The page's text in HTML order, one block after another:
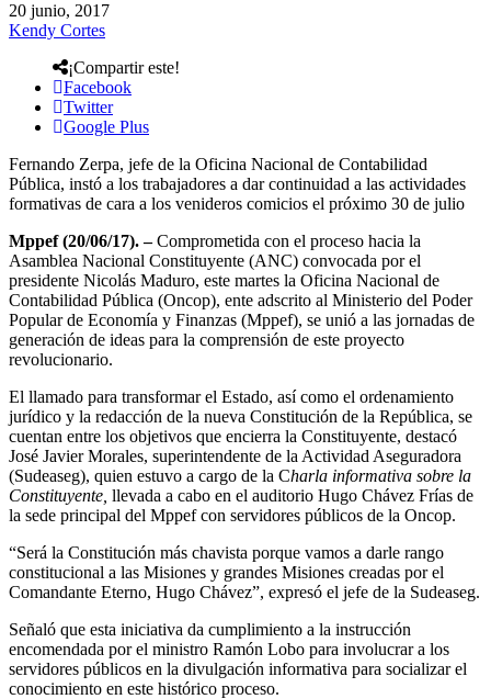
20 junio, 2017
Kendy Cortes
¡Compartir este!
Facebook
Twitter
Google Plus
Fernando Zerpa, jefe de la Oficina Nacional de Contabilidad
Pública, instó a los trabajadores a dar continuidad a las actividades
formativas de cara a los venideros comicios el próximo 30 de julio
Mppef (20/06/17). –Comprometida con el proceso hacia la
Asamblea Nacional Constituyente (ANC) convocada por el
presidente Nicolás Maduro, este martes la Oficina Nacional de
Contabilidad Pública (Oncop), ente adscrito al Ministerio del Poder
Popular de Economía y Finanzas (Mppef), se unió a las jornadas de
generación de ideas para la comprensión de este proyecto
revolucionario.
El llamado para transformar el Estado, así como el ordenamiento
jurídico y la redacción de la nueva Constitución de la República, se
cuentan entre los objetivos que encierra la Constituyente, destacó
José Javier Morales, superintendente de la Actividad Aseguradora
(Sudeaseg), quien estuvo a cargo de la Charla informativa sobre la
Constituyente, llevada a cabo en el auditorio Hugo Chávez Frías de
la sede principal del Mppef con servidores públicos de la Oncop.
“Será la Constitución más chavista porque vamos a darle rango
constitucional a las Misiones y grandes Misiones creadas por el
Comandante Eterno, Hugo Chávez”, expresó el jefe de la Sudeaseg.
Señaló que esta iniciativa da cumplimiento a la instrucción
encomendada por el ministro Ramón Lobo para involucrar a los
servidores públicos en la divulgación informativa para socializar el
conocimiento en este histórico proceso.